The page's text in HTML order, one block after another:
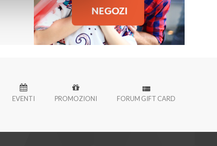
EVENTI PROMOZIONI FORUM GIFT CARD